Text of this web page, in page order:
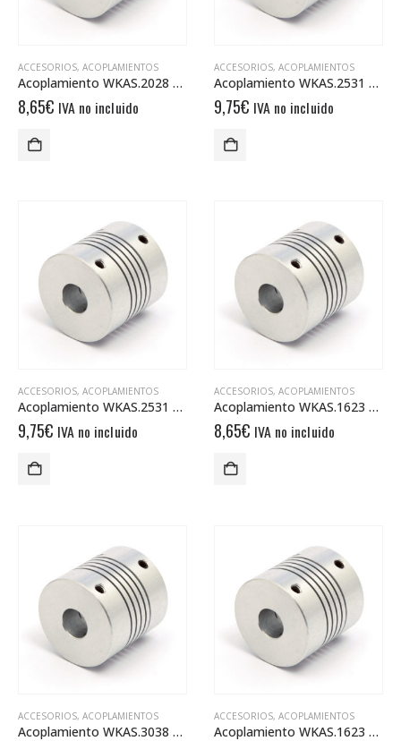
ACCESORIOS, ACOPLAMIENTOS
Acoplamiento WKAS.2028 6/6
8,65€ IVA no incluido
ACCESORIOS, ACOPLAMIENTOS
Acoplamiento WKAS.2531 10/10
9,75€ IVA no incluido
ACCESORIOS, ACOPLAMIENTOS
Acoplamiento WKAS.2531 6/10
9,75€ IVA no incluido
ACCESORIOS, ACOPLAMIENTOS
Acoplamiento WKAS.1623 4/6
8,65€ IVA no incluido
ACCESORIOS, ACOPLAMIENTOS
Acoplamiento WKAS.3038 12/12
ACCESORIOS, ACOPLAMIENTOS
Acoplamiento WKAS.1623 4/4